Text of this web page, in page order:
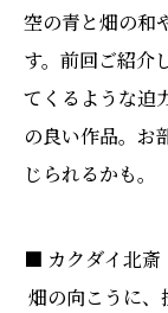
空の青と畑の和
す。前回ご紹介
てくるような迫
の良い作品。お
じられるかも。
■ カクダイ北斎
畑の向こうに